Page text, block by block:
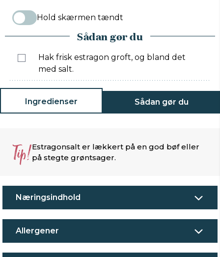
Hold skærmen tændt
Sådan gør du
Hak frisk estragon groft, og bland det
med salt.
Ingredienser Sådan gør du
Tip!Estragonsalt er lækkert på en god bøf eller
på stegte grøntsager.
Næringsindhold
Allergener